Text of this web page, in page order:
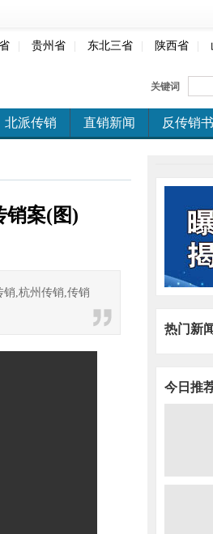
贵州省 东北三省 陕西省
关键词
北派传销 直销新闻 反传销书
销案(图)
销,杭州传销,传销
热门新
今日推
人多了往